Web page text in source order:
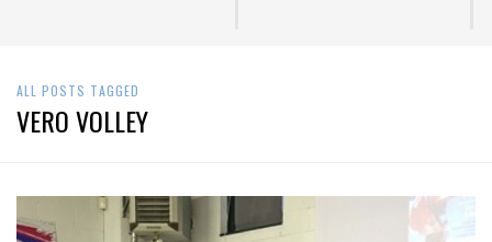
ALL POSTS TAGGED
VERO VOLLEY